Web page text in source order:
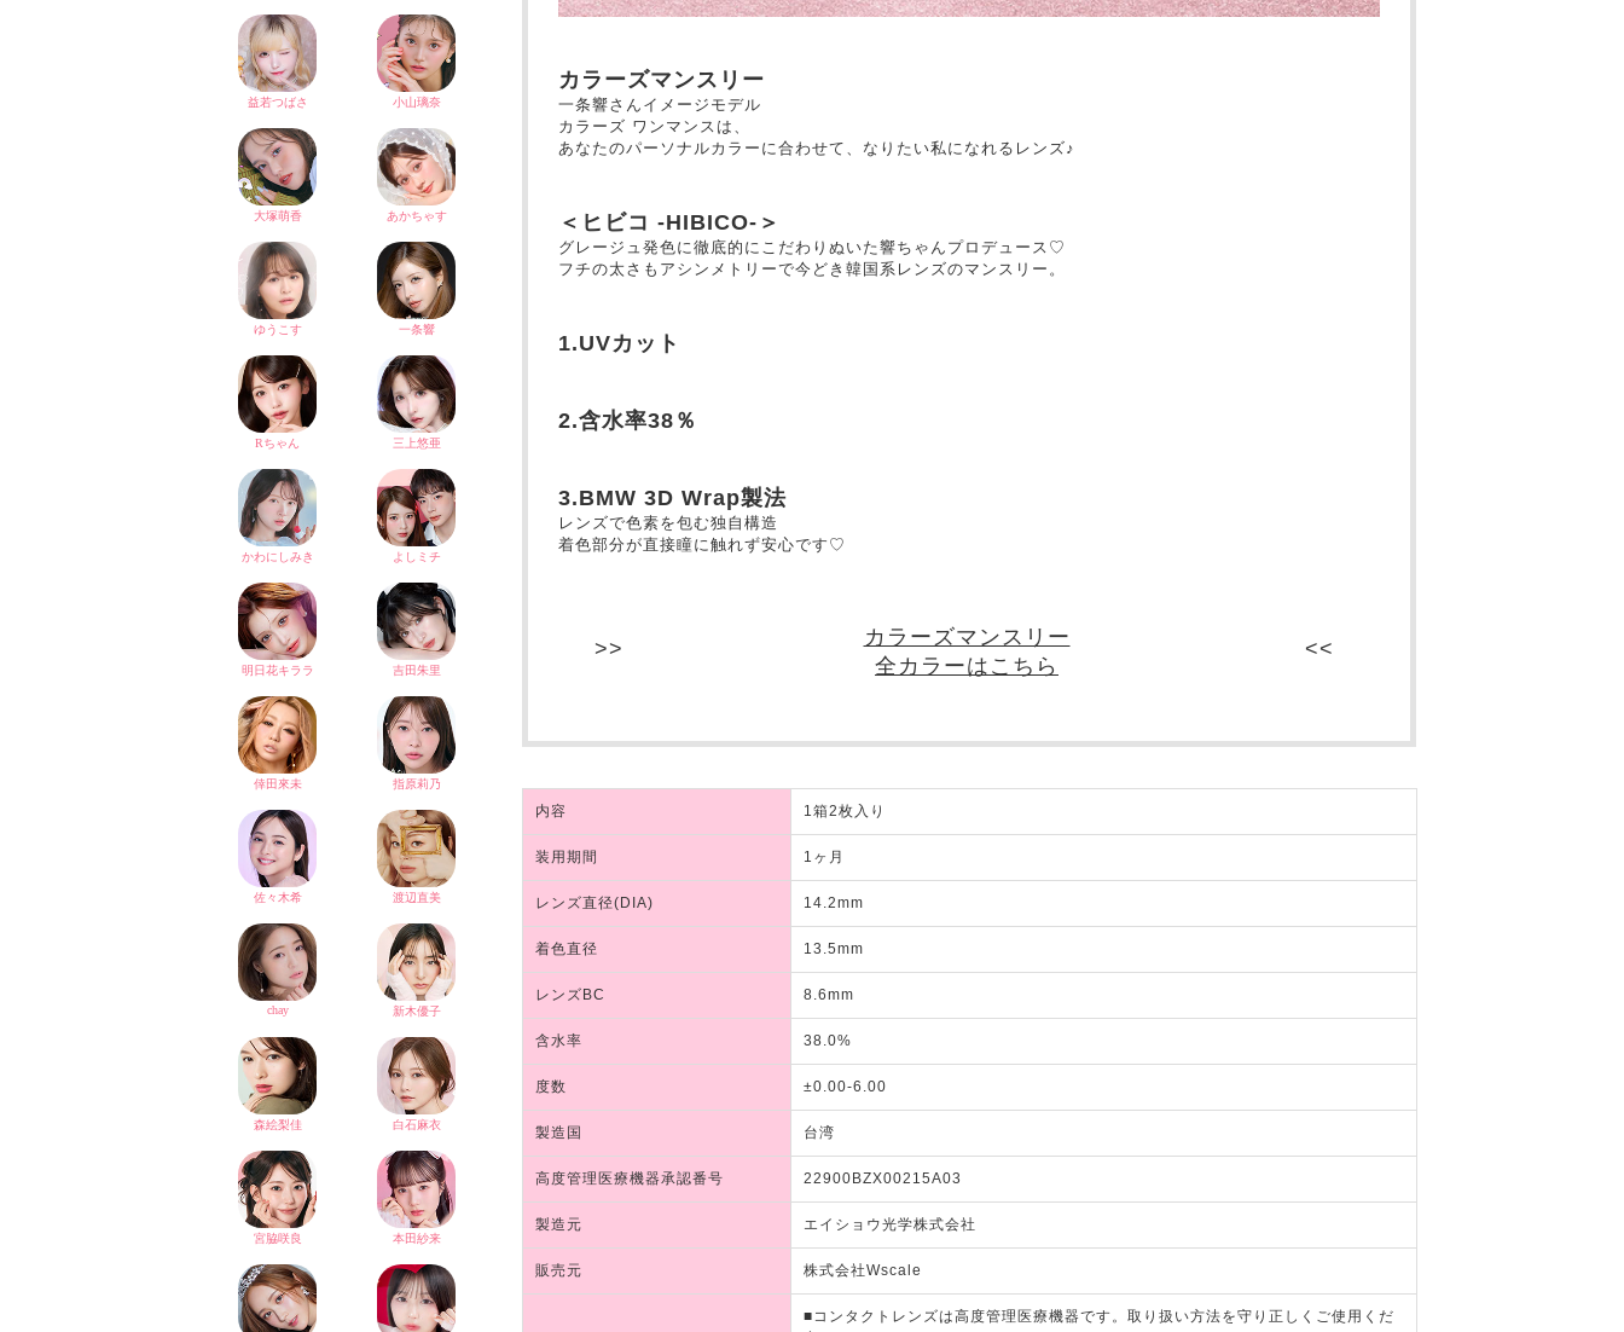
カラーズマンスリー
一条響さんイメージモデル
カラーズ ワンマンスは、
あなたのパーソナルカラーに合わせて、なりたい私になれるレンズ♪
＜ヒビコ -HIBICO-＞
グレージュ発色に徹底的にこだわりぬいた響ちゃんプロデュース♡
フチの太さもアシンメトリーで今どき韓国系レンズのマンスリー。
1.UVカット
2.含水率38％
3.BMW 3D Wrap製法
レンズで色素を包む独自構造
着色部分が直接瞳に触れず安心です♡
カラーズマンスリー
全カラーはこちら
内容 1箱2枚入り
装用期間 1ヶ月
レンズ直径(DIA) 14.2mm
着色直径 13.5mm
レンズBC 8.6mm
含水率 38.0%
度数 ±0.00-6.00
製造国 台湾
高度管理医療機器承認番号 22900BZX00215A03
製造元 エイショウ光学株式会社
販売元 株式会社Wscale
■コンタクトレンズは高度管理医療機器です。取り扱い方法を守り正しくご使用くだ